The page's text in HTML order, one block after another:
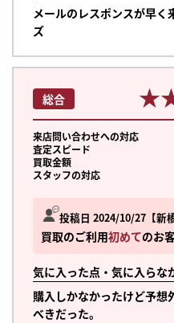
メールのレスポンスが早く
ズ
投稿日 2024/10/27 新
買取のご利用初めてのお
気に入った点・気に入らな
購入しかなかったけど予想
べきだった。
総合
来店問い合わせへの対応
査定スピード
買取金額
スタッフの対応